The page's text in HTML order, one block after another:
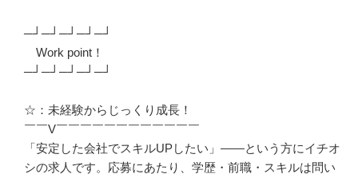
─┘─┘─┘─┘─┘
Work point！
─┘─┘─┘─┘─┘
☆：未経験からじっくり成長！
￣￣V￣￣￣￣￣￣￣￣￣￣￣￣
「安定した会社でスキルUPしたい」――という方にイチオ
シの求人です。応募にあたり、学歴・前職・スキルは問い